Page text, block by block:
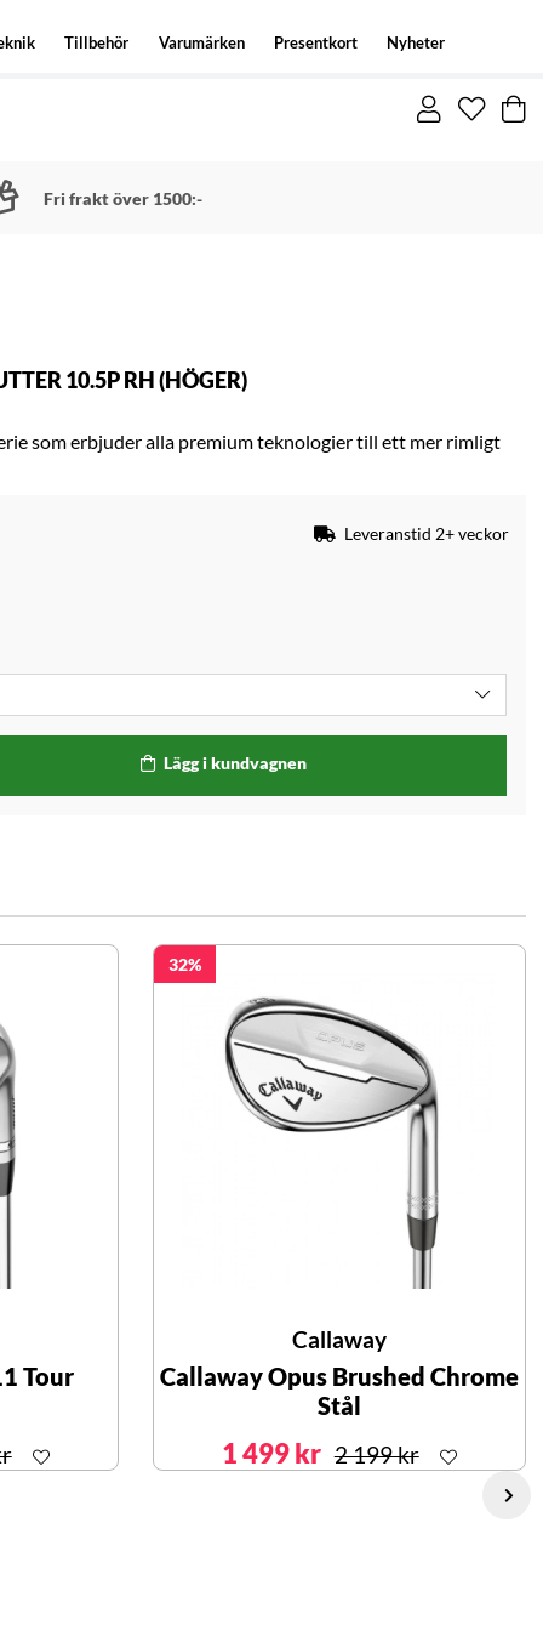
Tillbehör Varumärken Presentkort Nyheter
Fri frakt över 1500:-
10.5P RH (HÖGER)
som erbjuder alla premium teknologier till ett mer rimligt
Leveranstid 2+ veckor
Lägg i kundvagnen
Tour
32
Callaway
Callaway Opus Brushed Chrome
Stål
1 499 kr 2 199 kr